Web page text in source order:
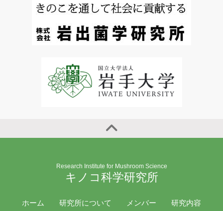
Research Institute for Mushroom Science
キノコ科学研究所
ホーム 研究所について メンバー 研究内容